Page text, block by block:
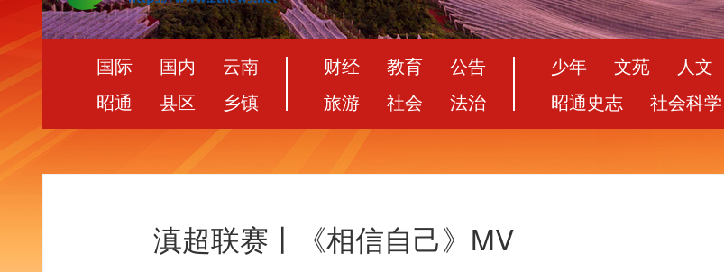
国际 国内
云南
昭通
县区 乡镇
财经 教育
公告
旅游
社会 法治
少年 文苑 人文
昭通史志
社会科学
滇超联赛丨《相信自己》MV